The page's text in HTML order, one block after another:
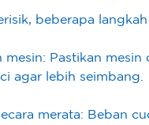
beberapa
mesin: Pastikan
agar lebih seimbang.
merata: Beban